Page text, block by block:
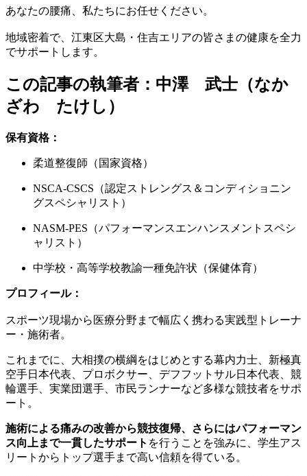
あなたの腰痛、私たちにお任せください。
地域密着で、江東区大島・住吉エリアの皆さまの健康を全力
でサポートします。
この記事の執筆者：中澤 武士（なか
ざわ たけし）
保有資格：
柔道整復師（国家資格）
NSCA-CSCS（認定ストレングス＆コンディショニン
グスペシャリスト）
NASM-PES（パフォーマンスエンハンスメントスペシ
ャリスト）
中学校・高等学校教諭一種免許状（保健体育）
プロフィール：
スポーツ現場から医療分野まで幅広く携わる実践型トレーナ
ー・施術者。
これまでに、大相撲の横綱をはじめとする幕内力士、新極真
空手日本代表、プロボクサー、デフフットサル日本代表、競
輪選手、実業団選手、市民ランナーなど多様な競技者をサポ
ート。
施術による痛みの改善から競技復帰、さらにはパフォーマン
ス向上まで一貫したサポート を行うことを強みに、学生アス
リートからトップ選手まで高い信頼を得ている。